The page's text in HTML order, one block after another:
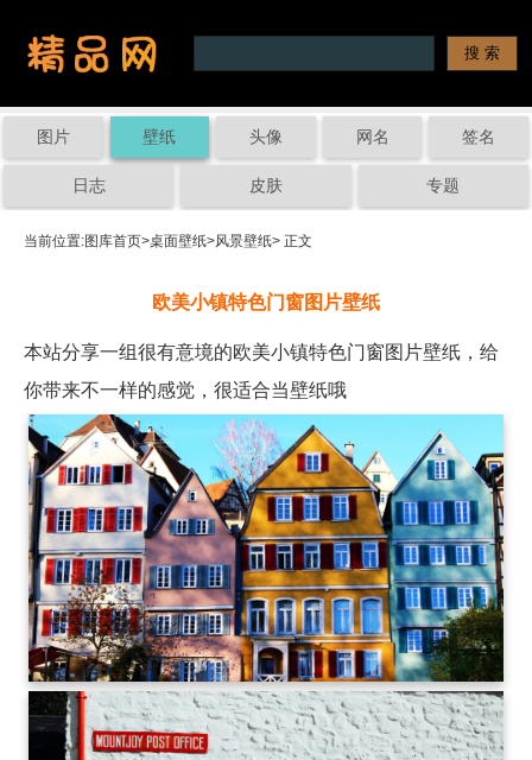
图片 壁纸 头像 网名 签名
日志 皮肤 专题
当前位置:图库首页>桌面壁纸>风景壁纸> 正文
欧美小镇特色门窗图片壁纸
本站分享一组很有意境的欧美小镇特色门窗图片壁纸，给
你带来不一样的感觉，很适合当壁纸哦